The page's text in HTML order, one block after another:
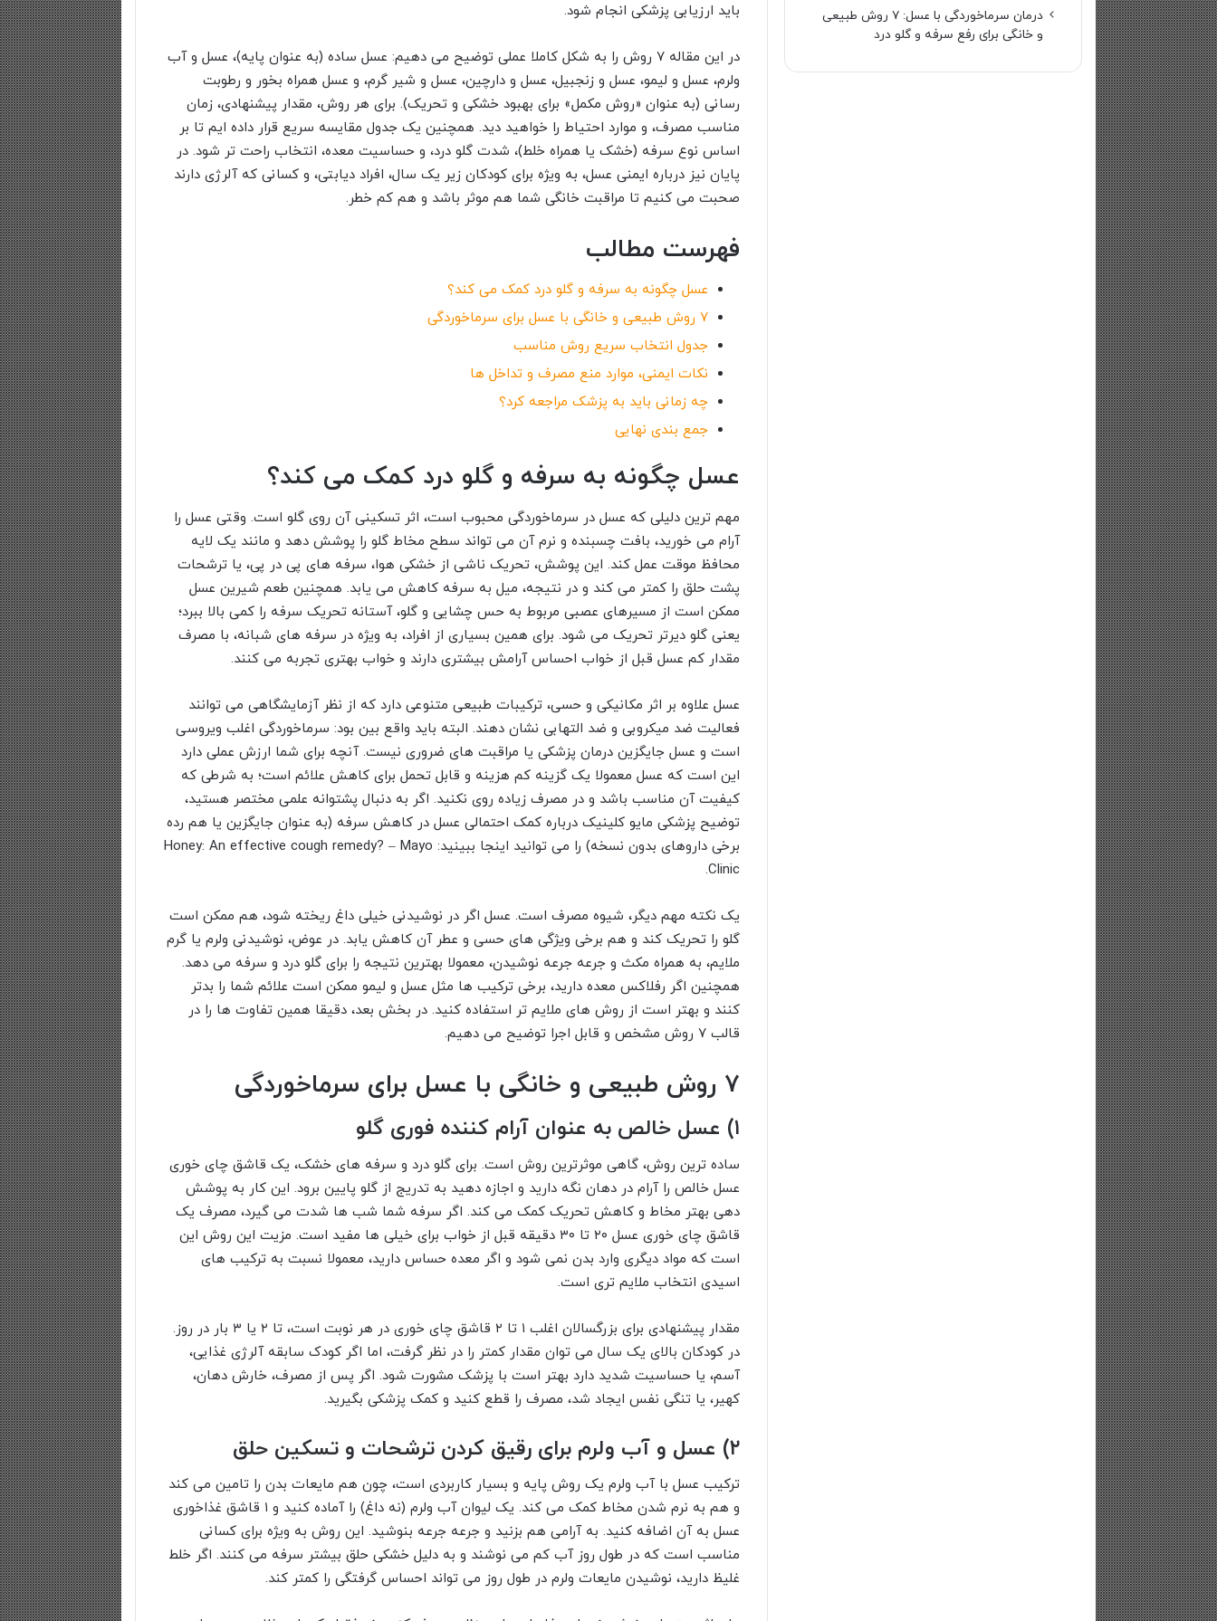
باید ارزیابی پزشکی انجام شود.
در این مقاله ۷ روش را به شکل کاملا عملی توضیح می دهیم: عسل ساده (به عنوان پایه)، عسل و آب
ولرم، عسل و لیمو، عسل و زنجبیل، عسل و دارچین، عسل و شیر گرم، و عسل همراه بخور و رطوبت
رسانی (به عنوان «روش مکمل» برای بهبود خشکی و تحریک). برای هر روش، مقدار پیشنهادی، زمان
مناسب مصرف، و موارد احتیاط را خواهید دید. همچنین یک جدول مقایسه سریع قرار داده ایم تا بر
اساس نوع سرفه (خشک یا همراه خلط)، شدت گلو درد، و حساسیت معده، انتخاب راحت تر شود. در
پایان نیز درباره ایمنی عسل، به ویژه برای کودکان زیر یک سال، افراد دیابتی، و کسانی که آلرژی دارند
صحبت می کنیم تا مراقبت خانگی شما هم موثر باشد و هم کم خطر.
فهرست مطالب
عسل چگونه به سرفه و گلو درد کمک می کند؟
۷ روش طبیعی و خانگی با عسل برای سرماخوردگی
جدول انتخاب سریع روش مناسب
نکات ایمنی، موارد منع مصرف و تداخل ها
چه زمانی باید به پزشک مراجعه کرد؟
جمع بندی نهایی
عسل چگونه به سرفه و گلو درد کمک می کند؟
مهم ترین دلیلی که عسل در سرماخوردگی محبوب است، اثر تسکینی آن روی گلو است. وقتی عسل را
آرام می خورید، بافت چسبنده و نرم آن می تواند سطح مخاط گلو را پوشش دهد و مانند یک لایه
محافظ موقت عمل کند. این پوشش، تحریک ناشی از خشکی هوا، سرفه های پی در پی، یا ترشحات
پشت حلق را کمتر می کند و در نتیجه، میل به سرفه کاهش می یابد. همچنین طعم شیرین عسل
ممکن است از مسیرهای عصبی مربوط به حس چشایی و گلو، آستانه تحریک سرفه را کمی بالا ببرد؛
یعنی گلو دیرتر تحریک می شود. برای همین بسیاری از افراد، به ویژه در سرفه های شبانه، با مصرف
مقدار کم عسل قبل از خواب احساس آرامش بیشتری دارند و خواب بهتری تجربه می کنند.
عسل علاوه بر اثر مکانیکی و حسی، ترکیبات طبیعی متنوعی دارد که از نظر آزمایشگاهی می توانند
فعالیت ضد میکروبی و ضد التهابی نشان دهند. البته باید واقع بین بود: سرماخوردگی اغلب ویروسی
است و عسل جایگزین درمان پزشکی یا مراقبت های ضروری نیست. آنچه برای شما ارزش عملی دارد
این است که عسل معمولا یک گزینه کم هزینه و قابل تحمل برای کاهش علائم است؛ به شرطی که
کیفیت آن مناسب باشد و در مصرف زیاده روی نکنید. اگر به دنبال پشتوانه علمی مختصر هستید،
توضیح پزشکی مایو کلینیک درباره کمک احتمالی عسل در کاهش سرفه (به عنوان جایگزین یا هم رده
برخی داروهای بدون نسخه) را می توانید اینجا ببینید: Honey: An effective cough remedy? – Mayo
Clinic.
یک نکته مهم دیگر، شیوه مصرف است. عسل اگر در نوشیدنی خیلی داغ ریخته شود، هم ممکن است
گلو را تحریک کند و هم برخی ویژگی های حسی و عطر آن کاهش یابد. در عوض، نوشیدنی ولرم یا گرم
ملایم، به همراه مکث و جرعه جرعه نوشیدن، معمولا بهترین نتیجه را برای گلو درد و سرفه می دهد.
همچنین اگر رفلاکس معده دارید، برخی ترکیب ها مثل عسل و لیمو ممکن است علائم شما را بدتر
کنند و بهتر است از روش های ملایم تر استفاده کنید. در بخش بعد، دقیقا همین تفاوت ها را در
قالب ۷ روش مشخص و قابل اجرا توضیح می دهیم.
۷ روش طبیعی و خانگی با عسل برای سرماخوردگی
۱) عسل خالص به عنوان آرام کننده فوری گلو
ساده ترین روش، گاهی موثرترین روش است. برای گلو درد و سرفه های خشک، یک قاشق چای خوری
عسل خالص را آرام در دهان نگه دارید و اجازه دهید به تدریج از گلو پایین برود. این کار به پوشش
دهی بهتر مخاط و کاهش تحریک کمک می کند. اگر سرفه شما شب ها شدت می گیرد، مصرف یک
قاشق چای خوری عسل ۲۰ تا ۳۰ دقیقه قبل از خواب برای خیلی ها مفید است. مزیت این روش این
است که مواد دیگری وارد بدن نمی شود و اگر معده حساس دارید، معمولا نسبت به ترکیب های
اسیدی انتخاب ملایم تری است.
مقدار پیشنهادی برای بزرگسالان اغلب ۱ تا ۲ قاشق چای خوری در هر نوبت است، تا ۲ یا ۳ بار در روز.
در کودکان بالای یک سال می توان مقدار کمتر را در نظر گرفت، اما اگر کودک سابقه آلرژی غذایی،
آسم، یا حساسیت شدید دارد بهتر است با پزشک مشورت شود. اگر پس از مصرف، خارش دهان،
کهیر، یا تنگی نفس ایجاد شد، مصرف را قطع کنید و کمک پزشکی بگیرید.
۲) عسل و آب ولرم برای رقیق کردن ترشحات و تسکین حلق
ترکیب عسل با آب ولرم یک روش پایه و بسیار کاربردی است، چون هم مایعات بدن را تامین می کند
و هم به نرم شدن مخاط کمک می کند. یک لیوان آب ولرم (نه داغ) را آماده کنید و ۱ قاشق غذاخوری
عسل به آن اضافه کنید. به آرامی هم بزنید و جرعه جرعه بنوشید. این روش به ویژه برای کسانی
مناسب است که در طول روز آب کم می نوشند و به دلیل خشکی حلق بیشتر سرفه می کنند. اگر خلط
غلیظ دارید، نوشیدن مایعات ولرم در طول روز می تواند احساس گرفتگی را کمتر کند.
درمان سرماخوردگی با عسل: ۷ روش طبیعی
و خانگی برای رفع سرفه و گلو درد